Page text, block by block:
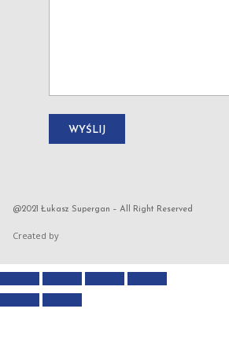
@2021 Łukasz Supergan – All Right Reserved
Created by